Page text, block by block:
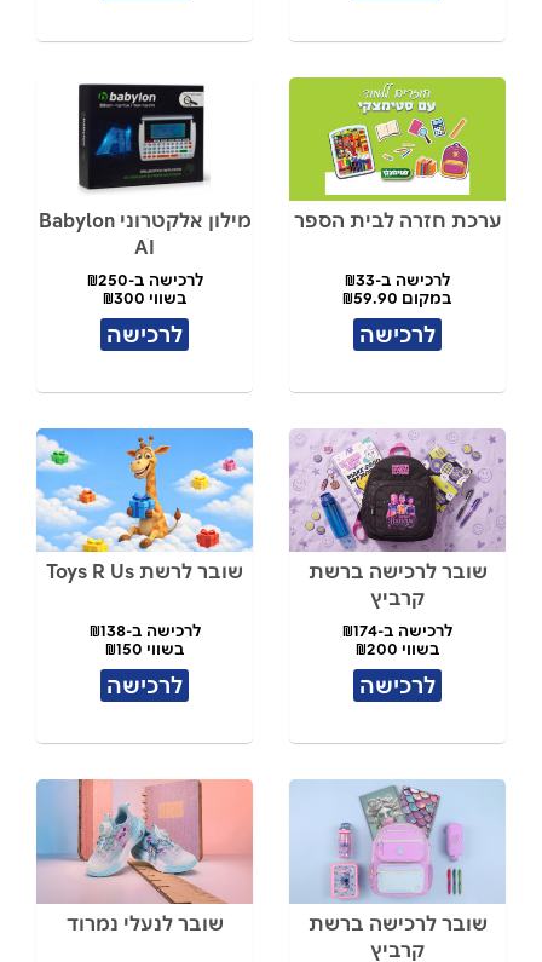
ערכת חזרה לבית הספר
לרכישה ב-₪33
במקום ₪59.90
לרכישה
מילון אלקטרוני Babylon
AI
לרכישה ב-₪250
בשווי ₪300
לרכישה
שובר לרכישה ברשת
קרביץ
לרכישה ב-₪174
בשווי ₪200
לרכישה
שובר לרשת Toys R Us
לרכישה ב-₪138
בשווי ₪150
לרכישה
שובר לרכישה ברשת
קרביץ
שובר לנעלי נמרוד